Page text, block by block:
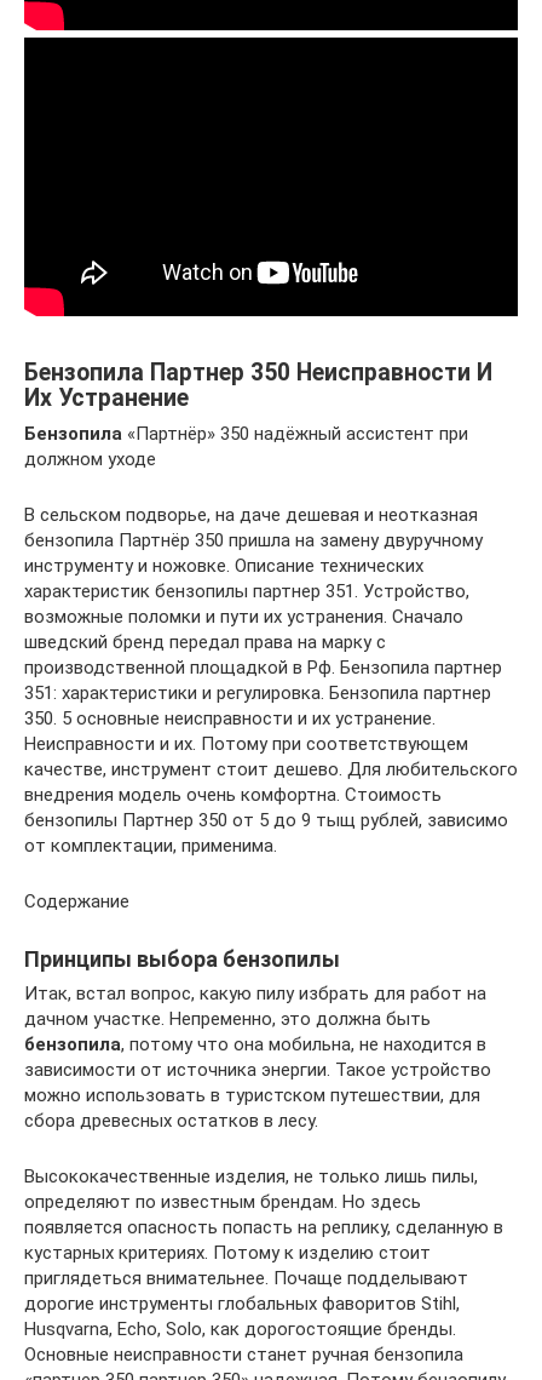
Бензопила Партнер 350 Неисправности И
Их Устранение
Бензопила «Партнёр» 350 надёжный ассистент при
должном уходе
В сельском подворье, на даче дешевая и неотказная
бензопила Партнёр 350 пришла на замену двуручному
инструменту и ножовке. Описание технических
характеристик бензопилы партнер 351. Устройство,
возможные поломки и пути их устранения. Сначало
шведский бренд передал права на марку с
производственной площадкой в Рф. Бензопила партнер
351: характеристики и регулировка. Бензопила партнер
350. 5 основные неисправности и их устранение.
Неисправности и их. Потому при соответствующем
качестве, инструмент стоит дешево. Для любительского
внедрения модель очень комфортна. Стоимость
бензопилы Партнер 350 от 5 до 9 тыщ рублей, зависимо
от комплектации, применима.
Содержание
Принципы выбора бензопилы
Итак, встал вопрос, какую пилу избрать для работ на
дачном участке. Непременно, это должна быть
бензопила, потому что она мобильна, не находится в
зависимости от источника энергии. Такое устройство
можно использовать в туристском путешествии, для
сбора древесных остатков в лесу.
Высококачественные изделия, не только лишь пилы,
определяют по известным брендам. Но здесь
появляется опасность попасть на реплику, сделанную в
кустарных критериях. Потому к изделию стоит
приглядеться внимательнее. Почаще подделывают
дорогие инструменты глобальных фаворитов Stihl,
Husqvarna, Echo, Solo, как дорогостоящие бренды.
Основные неисправности станет ручная бензопила